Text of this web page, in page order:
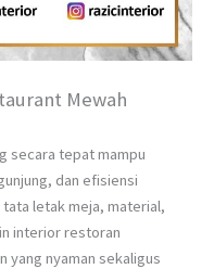
Mewah
secara tepat mampu
dan efisiensi
letak meja, material,
interior restoran
yang nyaman sekaligus